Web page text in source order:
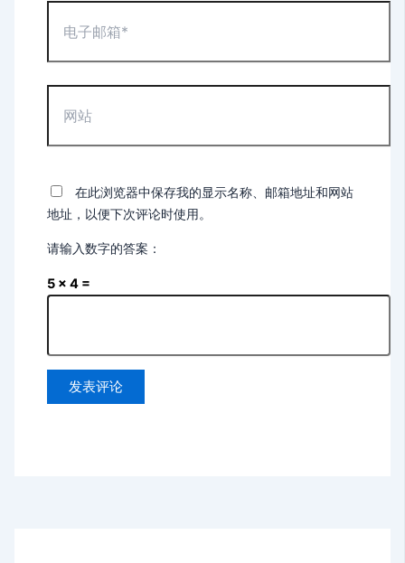
箱
在此浏览器中保存我的显示名称、邮箱地址和网站
地址，以便下次评论时使用。
请输入数字的答案：
5 × 4 =